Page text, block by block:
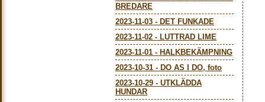
BREDARE
2023-11-03 - DET FUNKADE
2023-11-02 - LUTTRAD LIME
2023-11-01 - HALKBEKÄMPNING
2023-10-31 - DO AS I DO, foto
2023-10-29 - UTKLÄDDA
HUNDAR